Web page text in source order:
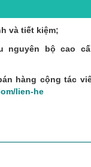
và tiết kiệm;
nguyên bộ cao
hàng cộng tác
lien-he